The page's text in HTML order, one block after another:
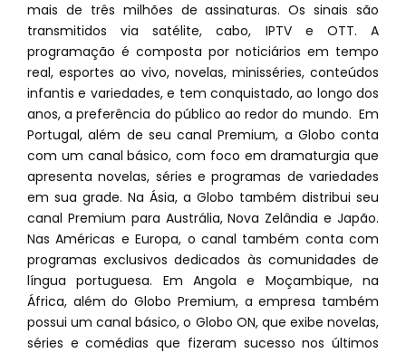
mais de três milhões de assinaturas. Os sinais são
transmitidos via satélite, cabo, IPTV e OTT. A
programação é composta por noticiários em tempo
real, esportes ao vivo, novelas, minisséries, conteúdos
infantis e variedades, e tem conquistado, ao longo dos
anos, a preferência do público ao redor do mundo. Em
Portugal, além de seu canal Premium, a Globo conta
com um canal básico, com foco em dramaturgia que
apresenta novelas, séries e programas de variedades
em sua grade. Na Ásia, a Globo também distribui seu
canal Premium para Austrália, Nova Zelândia e Japão.
Nas Américas e Europa, o canal também conta com
programas exclusivos dedicados às comunidades de
língua portuguesa. Em Angola e Moçambique, na
África, além do Globo Premium, a empresa também
possui um canal básico, o Globo ON, que exibe novelas,
séries e comédias que fizeram sucesso nos últimos